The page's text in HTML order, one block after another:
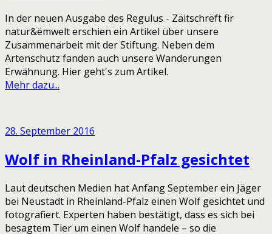
In der neuen Ausgabe des Regulus - Zäitschrëft fir
natur&ëmwelt erschien ein Artikel über unsere
Zusammenarbeit mit der Stiftung. Neben dem
Artenschutz fanden auch unsere Wanderungen
Erwähnung. Hier geht's zum Artikel.
Mehr dazu...
28. September 2016
Wolf in Rheinland-Pfalz gesichtet
Laut deutschen Medien hat Anfang September ein Jäger
bei Neustadt in Rheinland-Pfalz einen Wolf gesichtet und
fotografiert. Experten haben bestätigt, dass es sich bei
besagtem Tier um einen Wolf handele – so die